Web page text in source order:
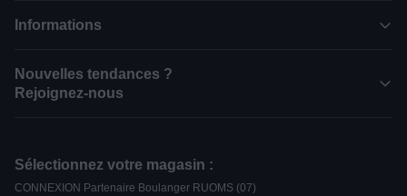
Informations
Nouvelles tendances ?
Rejoignez-nous
Sélectionnez votre magasin :
CONNEXION Partenaire Boulanger RUOMS (07)